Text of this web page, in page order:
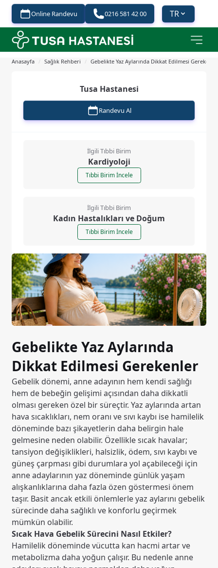
Online Randevu 0216 581 42 00 TR
Anasayfa / Sağlık Rehberi / Gebelikte Yaz Aylarında Dikkat Edilmesi
Tusa Hastanesi
Randevu Al
İlgili Tıbbi Birim
Kardiyoloji
Tıbbi Birim İncele
İlgili Tıbbi Birim
Kadın Hastalıkları ve Doğum
Tıbbi Birim İncele
Gebelikte Yaz Aylarında
Dikkat Edilmesi Gerekenler
Gebelik dönemi, anne adayının hem kendi sağlığı
hem de bebeğin gelişimi açısından daha dikkatli
olması gereken özel bir süreçtir. Yaz aylarında artan
hava sıcaklıkları, nem oranı ve sıvı kaybı ise hamilelik
döneminde bazı şikayetlerin daha belirgin hale
gelmesine neden olabilir. Özellikle sıcak havalar;
tansiyon değişiklikleri, halsizlik, ödem, sıvı kaybı ve
güneş çarpması gibi durumlara yol açabileceği için
anne adaylarının yaz döneminde günlük yaşam
alışkanlıklarına daha fazla özen göstermesi önem
taşır. Basit ancak etkili önlemlerle yaz aylarını gebelik
sürecinde daha sağlıklı ve konforlu geçirmek
mümkün olabilir.
Sıcak Hava Gebelik Sürecini Nasıl Etkiler?
Hamilelik döneminde vücutta kan hacmi artar ve
metabolizma daha yoğun çalışır. Bu nedenle anne